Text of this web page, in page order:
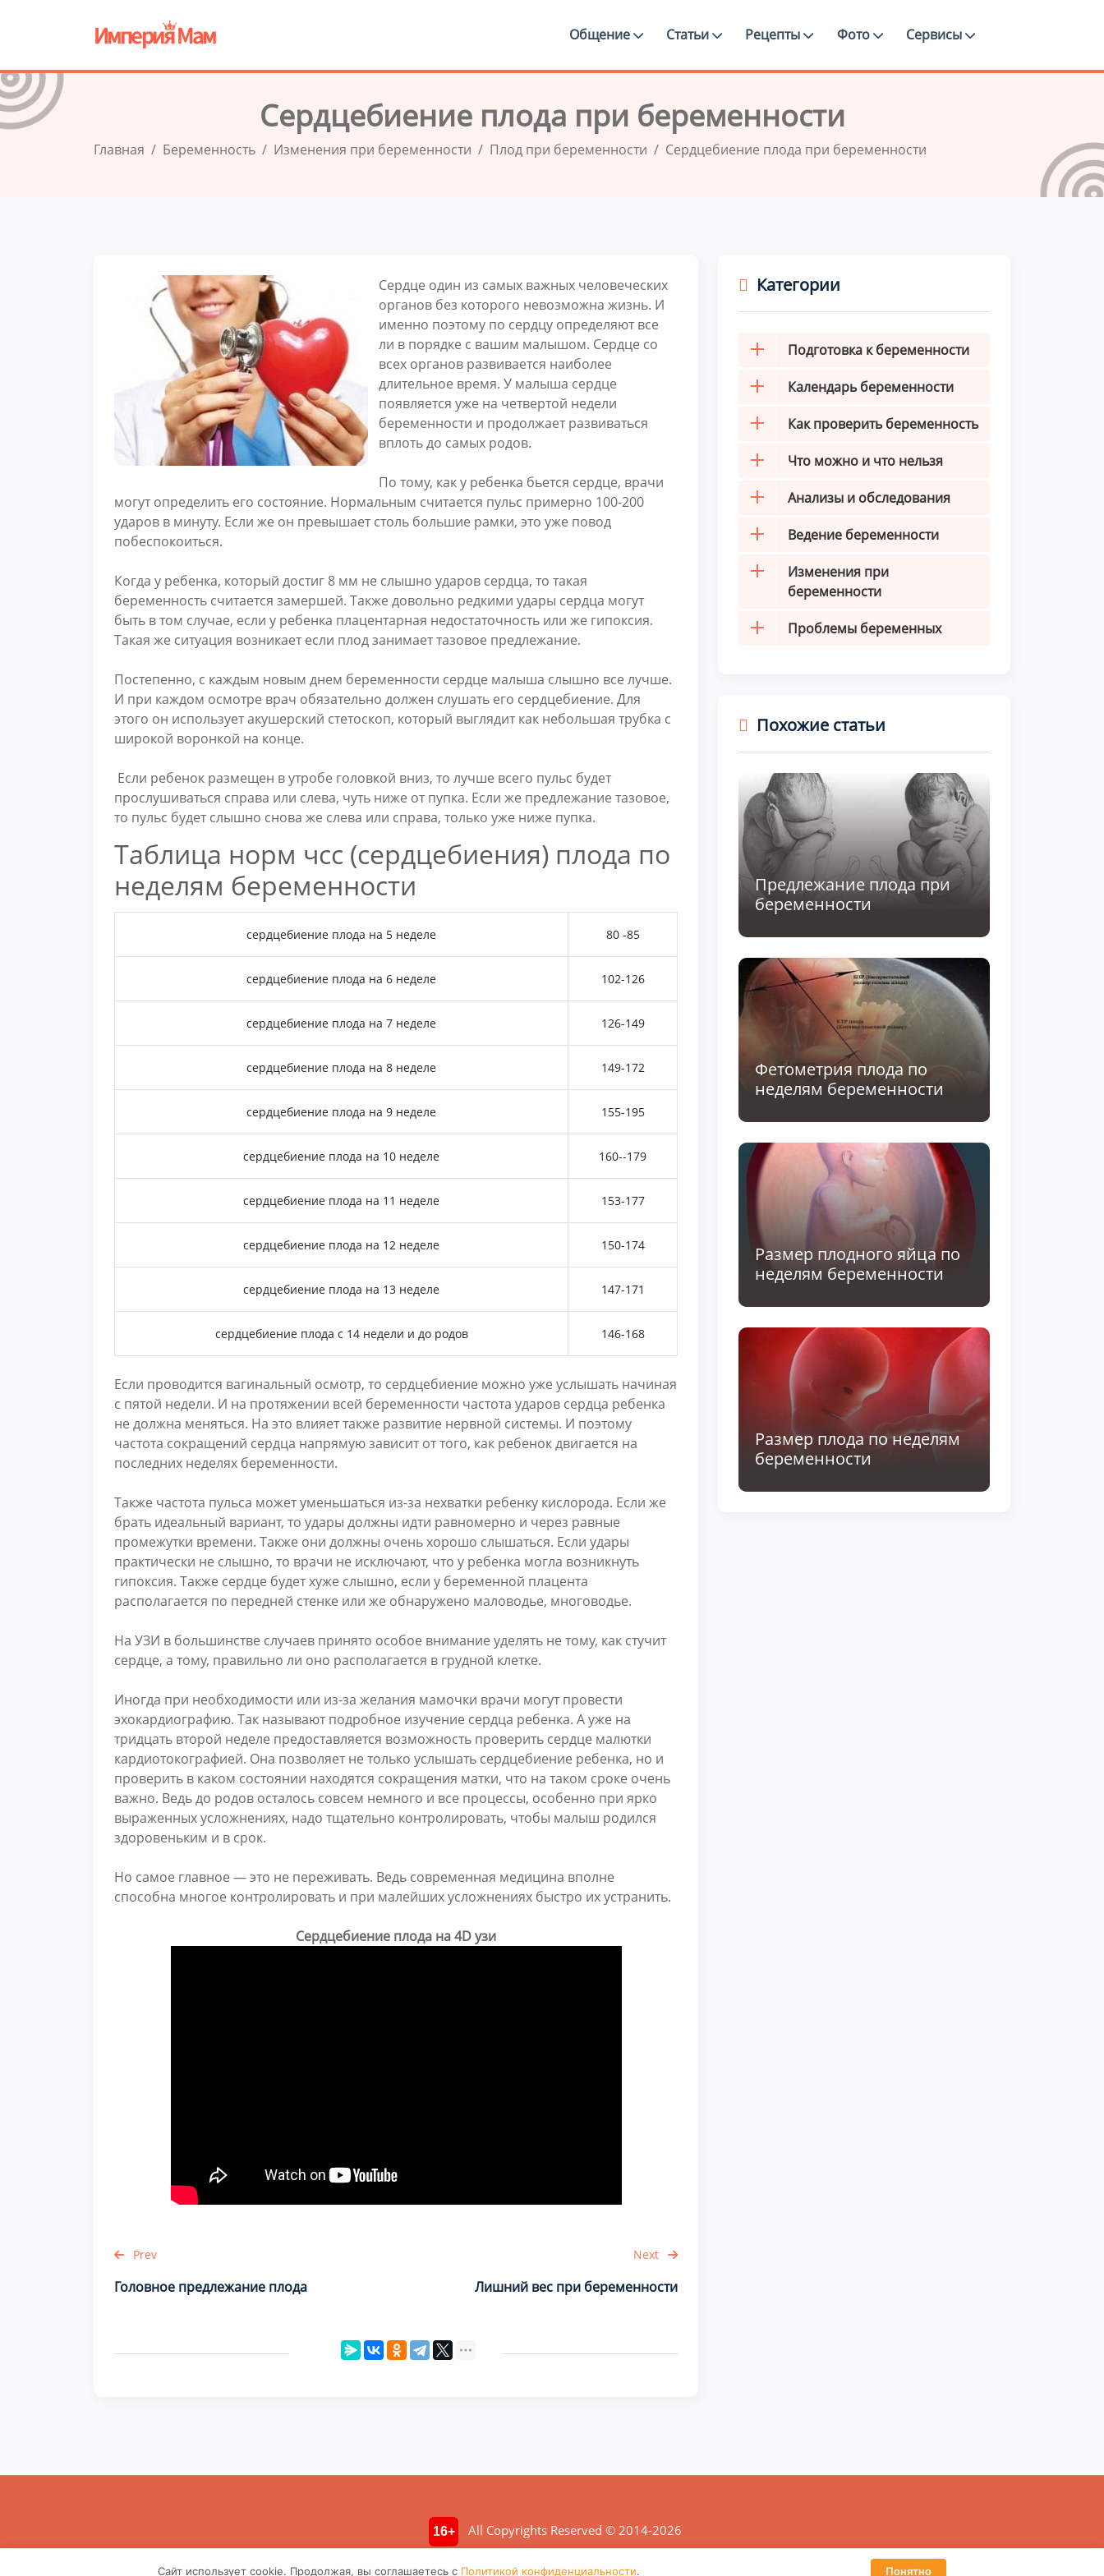
Общение Статьи Рецепты Фото Сервисы
Сердцебиение плода при беременности
Главная Беременность Изменения при беременности Плод при беременности Сердцебиение плода при беременности
Сердце один из самых важных человеческих
органов без которого невозможна жизнь. И
именно поэтому по сердцу определяют все
ли в порядке с вашим малышом. Сердце со
всех органов развивается наиболее
длительное время. У малыша сердце
появляется уже на четвертой недели
беременности и продолжает развиваться
вплоть до самых родов.
По тому, как у ребенка бьется сердце, врачи
могут определить его состояние. Нормальным считается пульс примерно 100-200
ударов в минуту. Если же он превышает столь большие рамки, это уже повод
побеспокоиться.
Когда у ребенка, который достиг 8 мм не слышно ударов сердца, то такая
беременность считается замершей. Также довольно редкими удары сердца могут
быть в том случае, если у ребенка плацентарная недостаточность или же гипоксия.
Такая же ситуация возникает если плод занимает тазовое предлежание.
Постепенно, с каждым новым днем беременности сердце малыша слышно все лучше.
И при каждом осмотре врач обязательно должен слушать его сердцебиение. Для
этого он использует акушерский стетоскоп, который выглядит как небольшая трубка с
широкой воронкой на конце.
Если ребенок размещен в утробе головкой вниз, то лучше всего пульс будет
прослушиваться справа или слева, чуть ниже от пупка. Если же предлежание тазовое,
то пульс будет слышно снова же слева или справа, только уже ниже пупка.
Таблица норм чсс (сердцебиения) плода по
неделям беременности
сердцебиение плода на 5 неделе 80 -85
сердцебиение плода на 6 неделе 102-126
сердцебиение плода на 7 неделе 126-149
сердцебиение плода на 8 неделе 149-172
сердцебиение плода на 9 неделе 155-195
сердцебиение плода на 10 неделе 160--179
сердцебиение плода на 11 неделе 153-177
сердцебиение плода на 12 неделе 150-174
сердцебиение плода на 13 неделе 147-171
сердцебиение плода с 14 недели и до родов 146-168
Если проводится вагинальный осмотр, то сердцебиение можно уже услышать начиная
с пятой недели. И на протяжении всей беременности частота ударов сердца ребенка
не должна меняться. На это влияет также развитие нервной системы. И поэтому
частота сокращений сердца напрямую зависит от того, как ребенок двигается на
последних неделях беременности.
Также частота пульса может уменьшаться из-за нехватки ребенку кислорода. Если же
брать идеальный вариант, то удары должны идти равномерно и через равные
промежутки времени. Также они должны очень хорошо слышаться. Если удары
практически не слышно, то врачи не исключают, что у ребенка могла возникнуть
гипоксия. Также сердце будет хуже слышно, если у беременной плацента
располагается по передней стенке или же обнаружено маловодье, многоводье.
На УЗИ в большинстве случаев принято особое внимание уделять не тому, как стучит
сердце, а тому, правильно ли оно располагается в грудной клетке.
Иногда при необходимости или из-за желания мамочки врачи могут провести
эхокардиографию. Так называют подробное изучение сердца ребенка. А уже на
тридцать второй неделе предоставляется возможность проверить сердце малютки
кардиотокографией. Она позволяет не только услышать сердцебиение ребенка, но и
проверить в каком состоянии находятся сокращения матки, что на таком сроке очень
важно. Ведь до родов осталось совсем немного и все процессы, особенно при ярко
выраженных усложнениях, надо тщательно контролировать, чтобы малыш родился
здоровеньким и в срок.
Но самое главное — это не переживать. Ведь современная медицина вполне
способна многое контролировать и при малейших усложнениях быстро их устранить.
Сердцебиение плода на 4D узи
Prev
Головное предлежание плода
Next
Лишний вес при беременности
Категории
Подготовка к беременности
Календарь беременности
Как проверить беременность
Что можно и что нельзя
Анализы и обследования
Ведение беременности
Изменения при
беременности
Проблемы беременных
Похожие статьи
Предлежание плода при
беременности
Фетометрия плода по
неделям беременности
Размер плодного яйца по
неделям беременности
Размер плода по неделям
беременности
16+ All Copyrights Reserved © 2014-2026
Сайт использует cookie. Продолжая, вы соглашаетесь с Политикой конфиденциальности. Понятно